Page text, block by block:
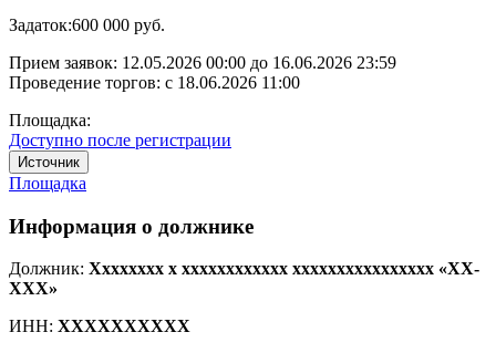
Задаток:600 000 руб.
Прием заявок: 12.05.2026 00:00 до 16.06.2026 23:59
Проведение торгов: с 18.06.2026 11:00
Площадка:
Доступно после регистрации
Источник
Площадка
Информация о должнике
Должник: Xxxxxxxx x xxxxxxxxxxxx xxxxxxxxxxxxxxxx «XX-
XXX»
ИНН: XXXXXXXXXX